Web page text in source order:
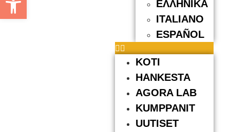
ΕΛΛΗΝΙΚΆ
ITALIANO
ESPAÑOL
KOTI
HANKESTA
AGORA LAB
KUMPPANIT
UUTISET